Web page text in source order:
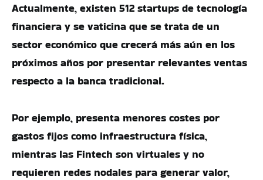
Actualmente, existen 512 startups de tecnología
financiera y se vaticina que se trata de un
sector económico que crecerá más aún en los
próximos años por presentar relevantes ventas
respecto a la banca tradicional.
Por ejemplo, presenta menores costes por
gastos fijos como infraestructura física,
mientras las Fintech son virtuales y no
requieren redes nodales para generar valor,